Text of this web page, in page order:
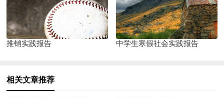
推销实践报告 中学生寒假社会实践报告
相关文章推荐